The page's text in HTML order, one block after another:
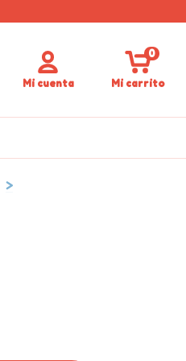
Mi cuenta Mi carrito
0
>